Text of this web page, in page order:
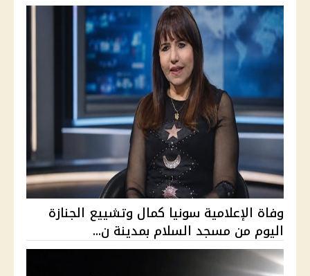
وفاة الإعلامية سونيا كمال وتشييع الجنازة
اليوم من مسجد السلام بمدينة ن...